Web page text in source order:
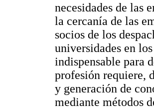
necesidades de las
la cercanía de las
socios de los
universidades en
indispensable para
profesión requiere,
y generación de
mediante métodos